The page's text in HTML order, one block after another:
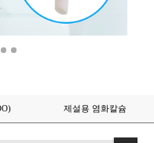
제설용 염화칼슘